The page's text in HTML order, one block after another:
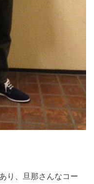
り、旦那さんなコー